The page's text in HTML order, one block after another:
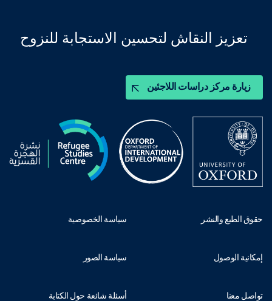
زيارة مركز دراسات اللاجئين
تعزيز النقاش لتحسين الاستجابة للنزوح
حقوق الطبع والنشر
إمكانية الوصول
تواصل معنا
سياسة الخصوصية
سياسة الصور
أسئلة شائعة حول الكتابة